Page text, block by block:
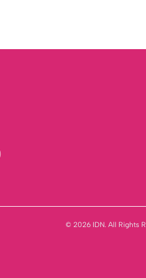
© 2026 IDN. All Rights